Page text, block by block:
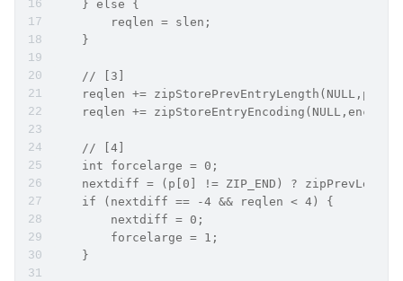
    } else {
        reqlen = slen;
    }
    // [3]
reqlen +=
reqlen +=
    // [4]
    int forcelarge = 0;
nextdiff = (p[0] != ZIP_END) ?
    if (nextdiff == -4 && reqlen < 4) {
        nextdiff = 0;
        forcelarge = 1;
    }